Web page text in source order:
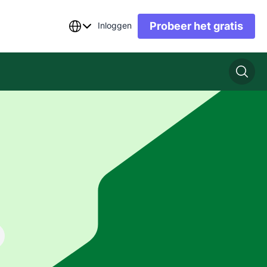
Inloggen Probeer het gratis